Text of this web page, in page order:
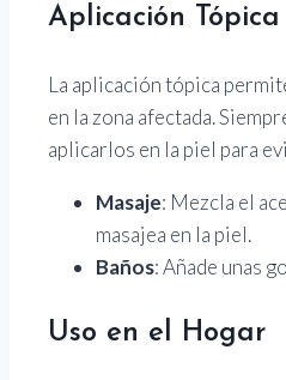
Aplicación Tópica
La aplicación tópica
en la zona afectada.
aplicarlos en la piel para
Masaje: Mezcla el
masajea en la piel.
Baños: Añade unas
Uso en el Hogar